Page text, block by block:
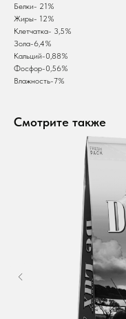
Белки- 21%
Жиры- 12%
Клетчатка- 3,5%
Зола-6,4%
Кальций-0,88%
Фосфор-0,56%
Влажность-7%
Смотрите также